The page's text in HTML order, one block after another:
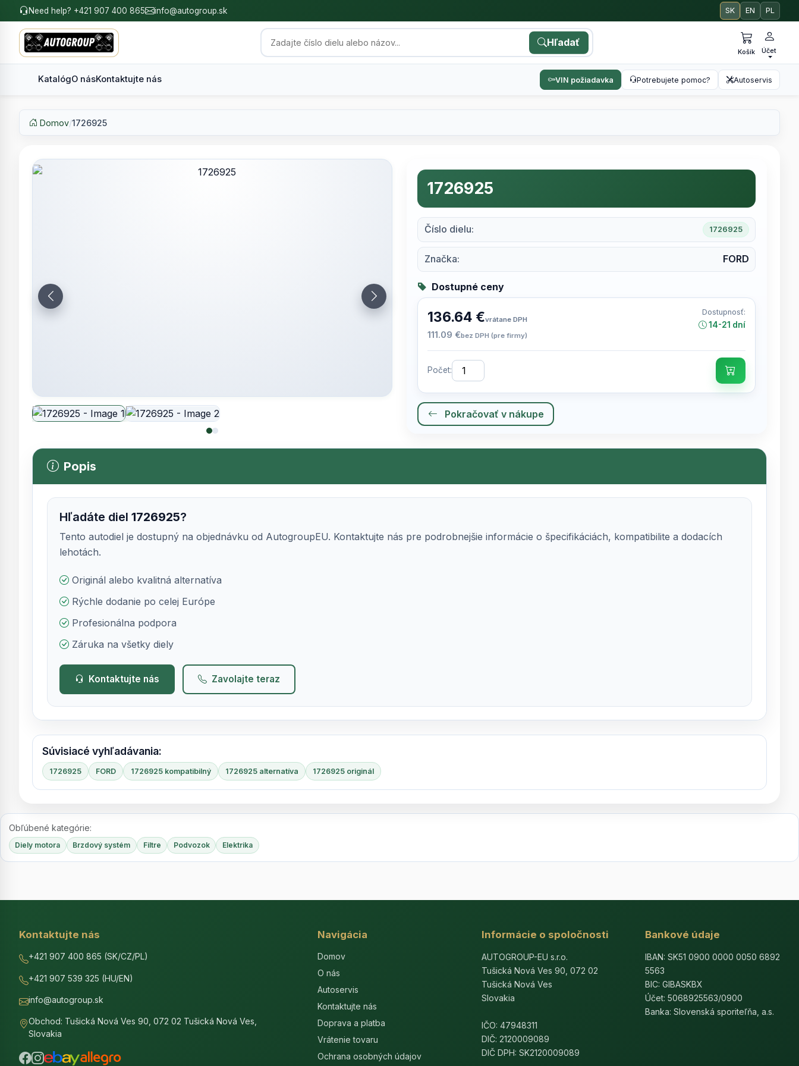
Need help? +421 907 400 865 info@autogroup.sk SK EN PL
Hľadať
Košík Účet
KatalógO násKontaktujte nás VIN požiadavka Potrebujete pomoc? Autoservis
Domov/1726925
1726925
Číslo dielu: 1726925
Značka: FORD
Dostupné ceny
136.64 €vrátane DPH
111.09 €bez DPH (pre firmy)
Dostupnosť:
14-21 dní
Počet:
Pokračovať v nákupe
Popis
Hľadáte diel1726925?
Tento autodiel je dostupný na objednávku od AutogroupEU. Kontaktujte nás pre podrobnejšie informácie o špecifikáciách, kompatibilite a dodacích
lehotách.
Originál alebo kvalitná alternatíva
Rýchle dodanie po celej Európe
Profesionálna podpora
Záruka na všetky diely
Kontaktujte nás Zavolajte teraz
Súvisiacé vyhľadávania:
1726925 FORD 1726925 kompatibilný 1726925 alternatíva 1726925 originál
Obľúbené kategórie:
Diely motora Brzdový systém Filtre Podvozok Elektrika
Kontaktujte nás
+421 907 400 865 (SK/CZ/PL)
+421 907 539 325 (HU/EN)
info@autogroup.sk
Obchod: Tušická Nová Ves 90, 072 02 Tušická Nová Ves,
Slovakia
Navigácia
Domov
O nás
Autoservis
Kontaktujte nás
Doprava a platba
Vrátenie tovaru
Ochrana osobných údajov
Informácie o spoločnosti
AUTOGROUP-EU s.r.o.
Tušická Nová Ves 90, 072 02
Tušická Nová Ves
Slovakia
IČO: 47948311
DIČ: 2120009089
DIČ DPH: SK2120009089
Bankové údaje
IBAN: SK51 0900 0000 0050 6892
5563
BIC: GIBASKBX
Účet: 5068925563/0900
Banka: Slovenská sporiteľňa, a.s.